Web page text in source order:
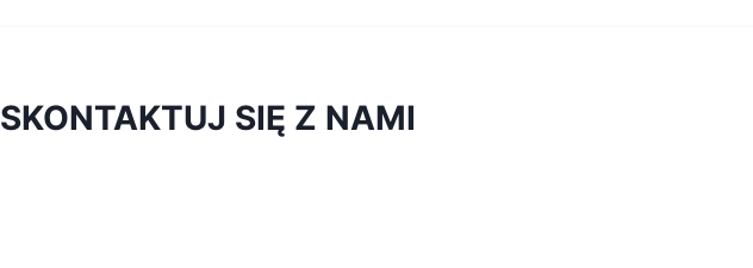
SKONTAKTUJ SIĘ Z NAMI